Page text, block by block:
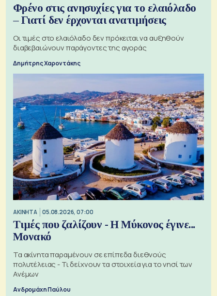
Φρένο στις ανησυχίες για το ελαιόλαδο
– Γιατί δεν έρχονται ανατιμήσεις
Οι τιμές στο ελαιόλαδο δεν πρόκειται να αυξηθούν
διαβεβαιώνουν παράγοντες της αγοράς
Δημήτρης Χαροντάκης
ΑΚΙΝΗΤΑ 05.08.2026, 07:00
Τιμές που ζαλίζουν - Η Μύκονος έγινε...
Μονακό
Τα ακίνητα παραμένουν σε επίπεδα διεθνούς
πολυτέλειας - Τι δείχνουν τα στοιχεία για το νησί των
Ανέμων
Ανδρομάχη Παύλου